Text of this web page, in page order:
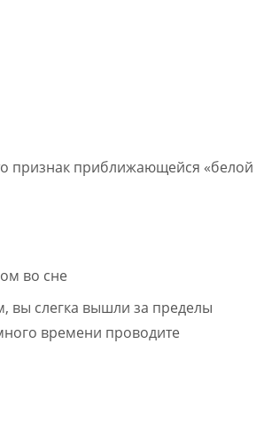
признак приближающейся «белой
вы слегка вышли за пределы
времени проводите